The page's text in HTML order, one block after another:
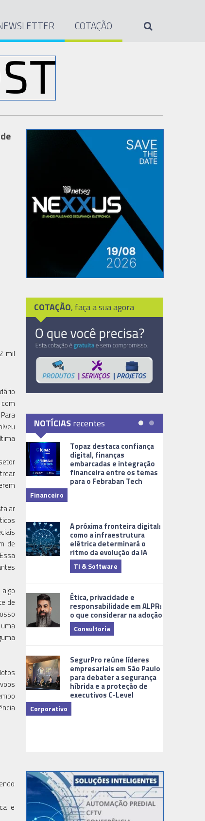
COTAÇÃO
mil
de
de
e
COTAÇÃO, faça a sua agora
NOTÍCIASrecentes
Topaz destaca confiança
digital, finanças
embarcadas e integração
financeira entre os temas
para o Febraban Tech
Financeiro
A próxima fronteira digital:
como a infraestrutura
elétrica determinará o
ritmo da evolução da IA
TI & Software
Ética, privacidade e
responsabilidade em ALPR:
o que considerar na adoção
Consultoria
SegurPro reúne líderes
empresariais em São Paulo
para debater a segurança
híbrida e a proteção de
executivos C-Level
Corporativo